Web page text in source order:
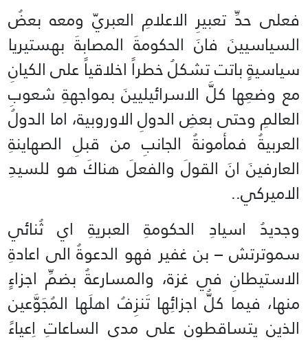
فعلى حدِّ تعبيرِ الاعلامِ العبريّ ومعه بعضُ
السياسيينَ فانَ الحكومةَ المصابةَ بهستيريا
سياسيةٍ باتت تشكلُ خطراً اخلاقياً على الكيانِ
مع وضعِها كلَّ الاسرائيليينَ بمواجهةِ شعوبِ
العالمِ وحتى بعضِ الدولِ الاوروبية، اما الدولُ
العربيةُ فمأمونةُ الجانبِ من قبلِ الصهاينةِ
العارفينَ انَ القولَ والفعلَ هناكَ هو للسيدِ
الاميركي..
وجديدُ اسيادِ الحكومةِ العبريةِ اي ثُنائي
سموترتش – بن غفير فهو الدعوةُ الى اعادةِ
الاستيطانِ في غزة، والمسارعةُ بضمِّ اجزاءٍ
منها، فيما كلُّ اجزائِها تَنزِفُ اهلَها المُجَوَّعين
الذين يتساقطون على مدى الساعاتِ اِعياءً